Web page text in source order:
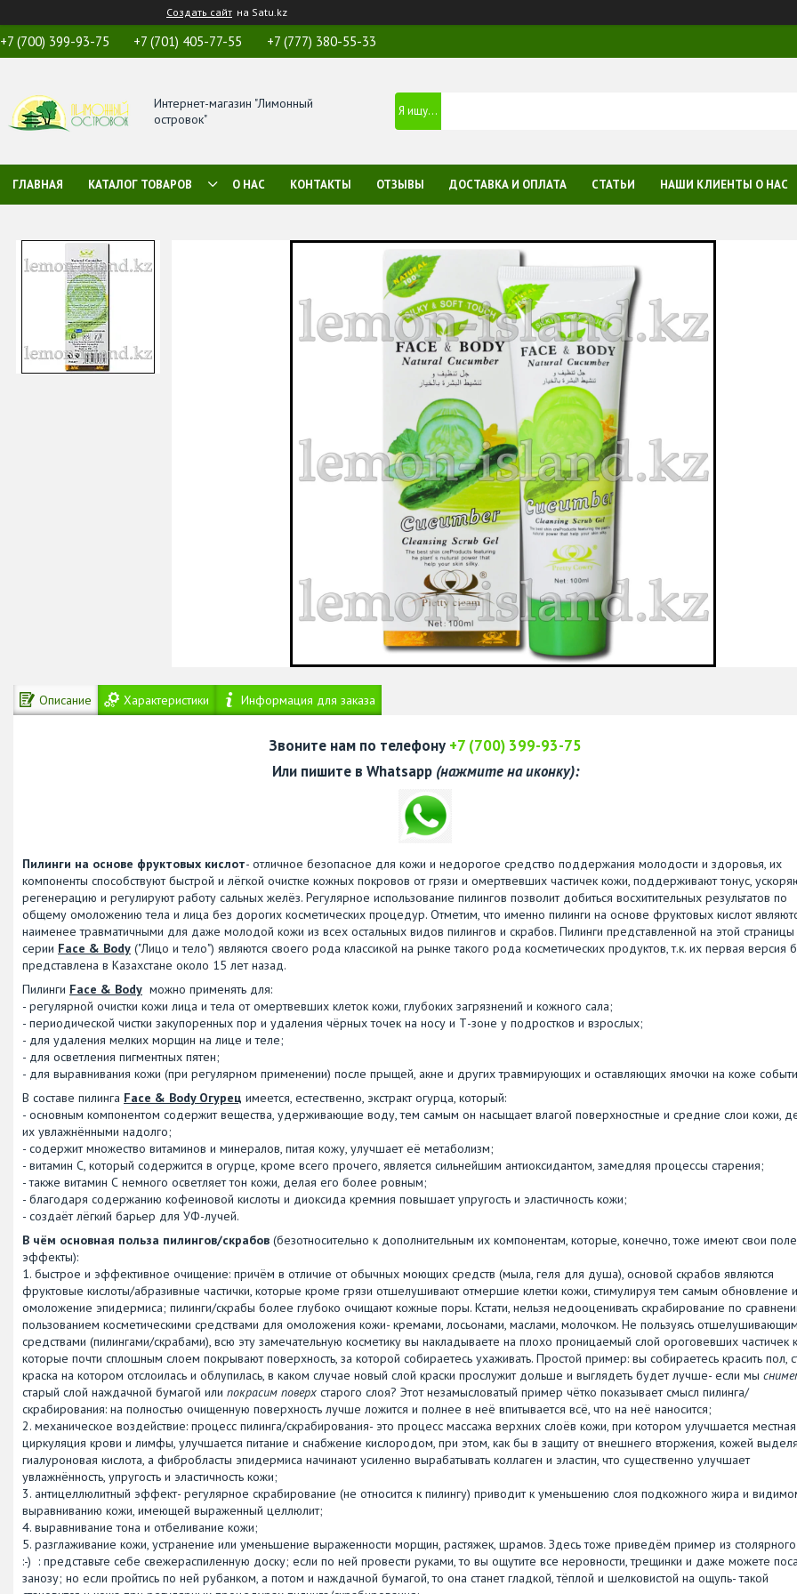
Создать сайт на Satu.kz
+7 (700) 399-93-75 +7 (701) 405-77-55 +7 (777) 380-55-33
Интернет-магазин "Лимонный
островок"
ГЛАВНАЯ КАТАЛОГ ТОВАРОВ О НАС КОНТАКТЫ ОТЗЫВЫ ДОСТАВКА И ОПЛАТА СТАТЬИ НАШИ КЛИЕНТЫ О НАС
Описание Характеристики Информация для заказа
Звоните нам по телефону +7 (700) 399-93-75
Или пишите в Whatsapp (нажмите на иконку):
Пилинги на основе фруктовых кислот- отличное безопасное для кожи и недорогое средство поддержания молодости и здоровья, их
компоненты способствуют быстрой и лёгкой очистке кожных покровов от грязи и омертвевших частичек кожи, поддерживают тонус,
регенерацию и регулируют работу сальных желёз. Регулярное использование пилингов позволит добиться восхитительных результатов по
общему омоложению тела и лица без дорогих косметических процедур. Отметим, что именно пилинги на основе фруктовых кислот
наименее травматичными для даже молодой кожи из всех остальных видов пилингов и скрабов. Пилинги представленной на этой страницы
серии Face & Body ("Лицо и тело") являются своего рода классикой на рынке такого рода косметических продуктов, т.к. их первая версия
представлена в Казахстане около 15 лет назад.
Пилинги Face & Body можно применять для:
- регулярной очистки кожи лица и тела от омертвевших клеток кожи, глубоких загрязнений и кожного сала;
- периодической чистки закупоренных пор и удаления чёрных точек на носу и Т-зоне у подростков и взрослых;
- для удаления мелких морщин на лице и теле;
- для осветления пигментных пятен;
- для выравнивания кожи (при регулярном применении) после прыщей, акне и других травмирующих и оставляющих ямочки на коже
В составе пилинга Face & Body Огурец имеется, естественно, экстракт огурца, который:
- основным компонентом содержит вещества, удерживающие воду, тем самым он насыщает влагой поверхностные и средние слои кожи,
их увлажнёнными надолго;
- содержит множество витаминов и минералов, питая кожу, улучшает её метаболизм;
- витамин С, который содержится в огурце, кроме всего прочего, является сильнейшим антиоксидантом, замедляя процессы старения;
- также витамин С немного осветляет тон кожи, делая его более ровным;
- благодаря содержанию кофеиновой кислоты и диоксида кремния повышает упругость и эластичность кожи;
- создаёт лёгкий барьер для УФ-лучей.
В чём основная польза пилингов/скрабов (безотносительно к дополнительным их компонентам, которые, конечно, тоже имеют свои
эффекты):
1. быстрое и эффективное очищение: причём в отличие от обычных моющих средств (мыла, геля для душа), основой скрабов являются
фруктовые кислоты/абразивные частички, которые кроме грязи отшелушивают отмершие клетки кожи, стимулируя тем самым обновление и
омоложение эпидермиса; пилинги/скрабы более глубоко очищают кожные поры. Кстати, нельзя недооценивать скрабирование по
пользованием косметическими средствами для омоложения кожи- кремами, лосьонами, маслами, молочком. Не пользуясь
средствами (пилингами/скрабами), всю эту замечательную косметику вы накладываете на плохо проницаемый слой ороговевших частичек
которые почти сплошным слоем покрывают поверхность, за которой собираетесь ухаживать. Простой пример: вы собираетесь красить пол,
краска на котором отслоилась и облупилась, в каком случае новый слой краски прослужит дольше и выглядеть будет лучше- если мы
старый слой наждачной бумагой или покрасим поверх старого слоя? Этот незамысловатый пример чётко показывает смысл пилинга/
скрабирования: на полностью очищенную поверхность лучше ложится и полнее в неё впитывается всё, что на неё наносится;
2. механическое воздействие: процесс пилинга/скрабирования- это процесс массажа верхних слоёв кожи, при котором улучшается местная
циркуляция крови и лимфы, улучшается питание и снабжение кислородом, при этом, как бы в защиту от внешнего вторжения, кожей
гиалуроновая кислота, а фибробласты эпидермиса начинают усиленно вырабатывать коллаген и эластин, что существенно улучшает
увлажнённость, упругость и эластичность кожи;
3. антицеллюлитный эффект- регулярное скрабирование (не относится к пилингу) приводит к уменьшению слоя подкожного жира и
выравниванию кожи, имеющей выраженный целлюлит;
4. выравнивание тона и отбеливание кожи;
5. разглаживание кожи, устранение или уменьшение выраженности морщин, растяжек, шрамов. Здесь тоже приведём пример из
:-) : представьте себе свежераспиленную доску; если по ней провести руками, то вы ощутите все неровности, трещинки и даже можете
занозу; но если пройтись по ней рубанком, а потом и наждачной бумагой, то она станет гладкой, тёплой и шелковистой на ощупь- такой